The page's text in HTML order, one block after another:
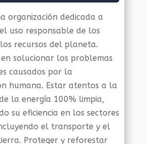
organización dedicada a
uso responsable de los
recursos del planeta.
solucionar los problemas
causados por la
humana. Estar atentos a la
la energía 100% limpia,
su eficiencia en los sectores
el transporte y el
Proteger y reforestar